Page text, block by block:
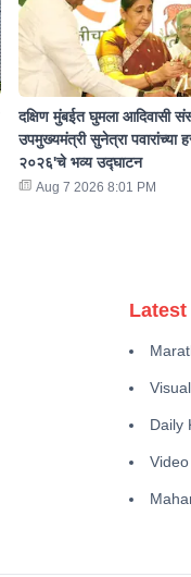
दक्षिण मुंबईत घुमला आदिवासी
उपमुख्यमंत्री सुनेत्रा पवारांच्या
२०२६'चे भव्य उद्घाटन
Aug 7 2026 8:01 PM
Latest
Daily